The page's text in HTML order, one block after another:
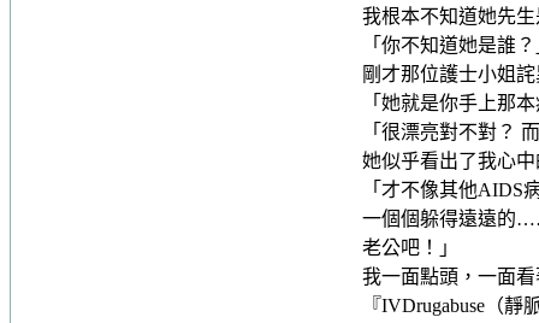
我根本不知道她先
「你不知道她是誰
剛才那位護士小姐
「她就是你手上那
「很漂亮對不對？
她似乎看出了我心
「才不像其他AIDS
一個個躲得遠遠的
老公吧！」
我一面點頭，一面
『IVDrugabuse（靜